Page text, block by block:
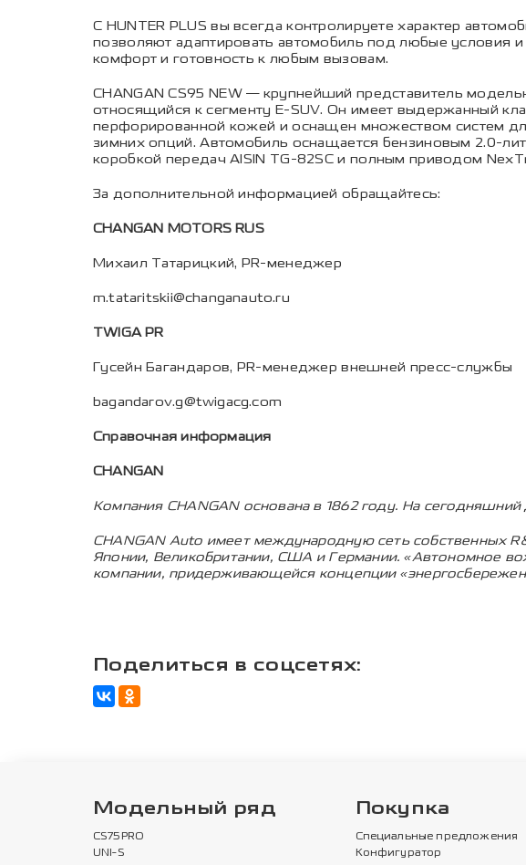
С HUNTER PLUS вы всегда контролируете характер
позволяют адаптировать автомобиль под любые условия
комфорт и готовность к любым вызовам.
CHANGAN CS95 NEW — крупнейший представитель
относящийся к сегменту E-SUV. Он имеет выдержанный
перфорированной кожей и оснащен множеством систем
зимних опций. Автомобиль оснащается бензиновым 2.0-
коробкой передач AISIN TG-82SC и полным приводом
За дополнительной информацией обращайтесь:
CHANGAN MOTORS RUS
Михаил Татарицкий, PR-менеджер
m.tataritskii@changanauto.ru
TWIGA PR
Гусейн Багандаров, PR-менеджер внешней пресс-службы
bagandarov.g@twigacg.com
Справочная информация
CHANGAN
Компания CHANGAN основана в 1862 году. На
CHANGAN Auto имеет международную сеть собственных
Японии, Великобритании, США и Германии. «Автономное
компании, придерживающейся концепции
Поделиться в соцсетях:
Модельный ряд
CS75PRO
UNI-S
Покупка
Специальные предложения
Конфигуратор